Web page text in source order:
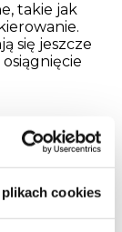
cookies
takie jak
się jeszcze
pytania i